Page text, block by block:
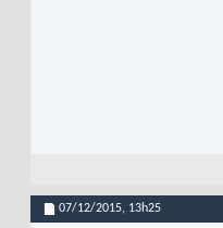
07/12/2015, 13h25